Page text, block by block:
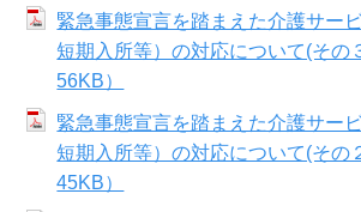
緊急事態宣言を踏まえた介護サー
短期入所等）の対応について(その
56KB）
緊急事態宣言を踏まえた介護サー
短期入所等）の対応について(その
45KB）